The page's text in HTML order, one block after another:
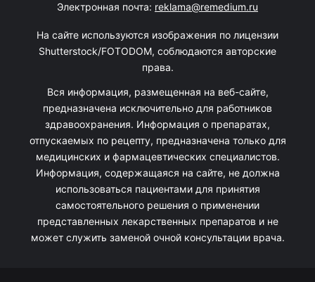
Электронная почта: reklama@remedium.ru
На сайте используются изображения по лицензии
Shutterstock/FOTODOM, соблюдаются авторские
права.
Вся информация, размещенная на веб-сайте,
предназначена исключительно для работников
здравоохранения. Информация о препаратах,
отпускаемых по рецепту, предназначена только для
медицинских и фармацевтических специалистов.
Информация, содержащаяся на сайте, не должна
использоваться пациентами для принятия
самостоятельного решения о применении
представленных лекарственных препаратов и не
может служить заменой очной консультации врача.